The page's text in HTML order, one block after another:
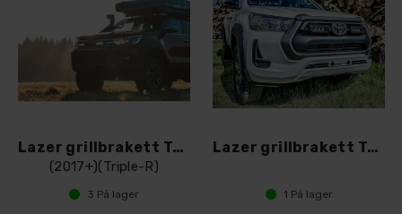
Lazer grillbrakett Toyota Hilux
(2017+)(Triple-R)
3 På lager
Lazer grillbrakett Toyota Hilux 2021+
1 På lager